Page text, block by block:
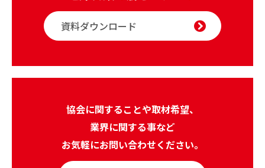
資料ダウンロード
協会に関することや取材希望、
業界に関する事など
お気軽にお問い合わせください。